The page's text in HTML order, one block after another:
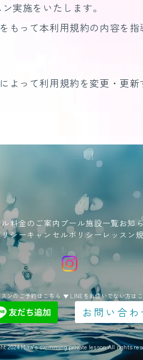
実施をいたします。
もって本利用規約の内容を
って利用規約を変更・更
料金のご案内 プール施設一覧お知
シーキャンセルポリシーレッスン
ンのご予約はこちら LINEをお使いでない方は
お問い合わ
2024 Mika's swimming private lesson All rights